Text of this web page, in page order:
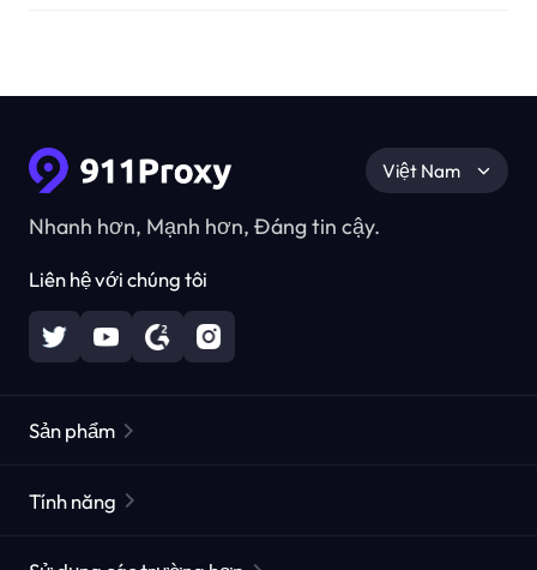
Nhanh hơn, Mạnh hơn, Đáng tin cậy.
Liên hệ với chúng tôi
Việt Nam
Sản phẩm
Tính năng